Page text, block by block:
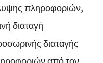
πληροφοριών,
διαταγή
διαταγής